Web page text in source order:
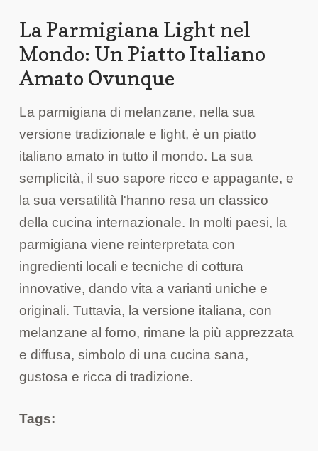
La Parmigiana Light nel
Mondo: Un Piatto Italiano
Amato Ovunque
La parmigiana di melanzane, nella sua
versione tradizionale e light, è un piatto
italiano amato in tutto il mondo. La sua
semplicità, il suo sapore ricco e appagante, e
la sua versatilità l'hanno resa un classico
della cucina internazionale. In molti paesi, la
parmigiana viene reinterpretata con
ingredienti locali e tecniche di cottura
innovative, dando vita a varianti uniche e
originali. Tuttavia, la versione italiana, con
melanzane al forno, rimane la più apprezzata
e diffusa, simbolo di una cucina sana,
gustosa e ricca di tradizione.
Tags: